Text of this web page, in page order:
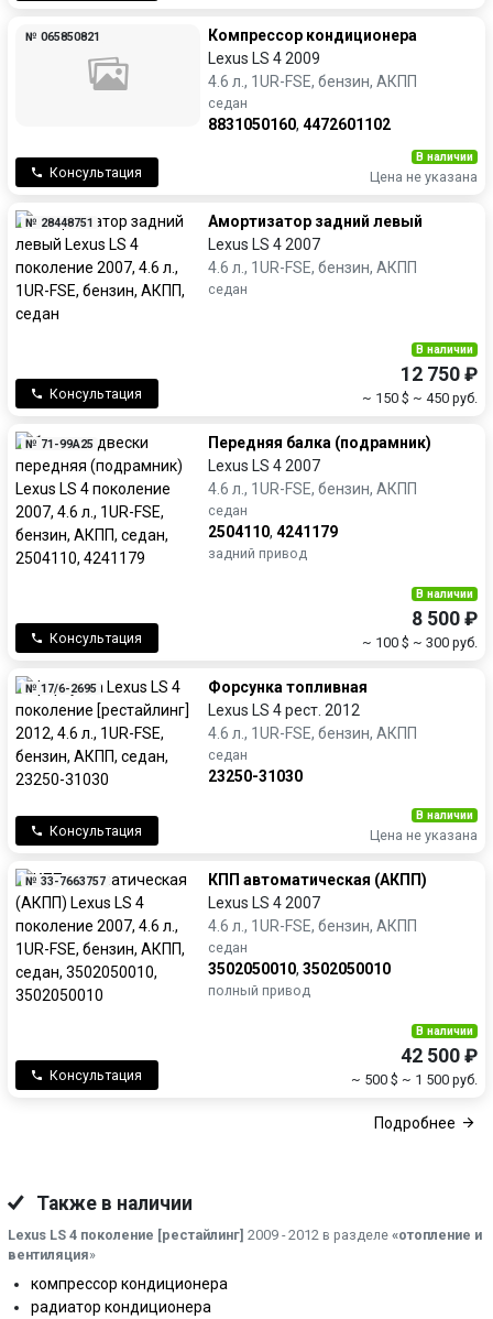
№ 065850821
Компрессор кондиционера
Lexus LS 4 2009
4.6 л., 1UR-FSE, бензин, АКПП
седан
8831050160, 4472601102
Консультация
В наличии
Цена не указана
№ 28448751
Амортизатор задний левый
Lexus LS 4 2007
4.6 л., 1UR-FSE, бензин, АКПП
седан
Консультация
В наличии
12 750 ₽
~ 150 $ ~ 450 руб.
№ 71-99A25
Передняя балка (подрамник)
Lexus LS 4 2007
4.6 л., 1UR-FSE, бензин, АКПП
седан
2504110, 4241179
задний привод
Консультация
В наличии
8 500 ₽
~ 100 $ ~ 300 руб.
№ 17/6-2695
Форсунка топливная
Lexus LS 4 рест. 2012
4.6 л., 1UR-FSE, бензин, АКПП
седан
23250-31030
Консультация
В наличии
Цена не указана
№ 33-7663757
КПП автоматическая (АКПП)
Lexus LS 4 2007
4.6 л., 1UR-FSE, бензин, АКПП
седан
3502050010, 3502050010
полный привод
Консультация
В наличии
42 500 ₽
~ 500 $ ~ 1 500 руб.
Подробнее
Также в наличии
Lexus LS 4 поколение [рестайлинг] 2009 - 2012 в разделе «отопление и
вентиляция»
компрессор кондиционера
радиатор кондиционера